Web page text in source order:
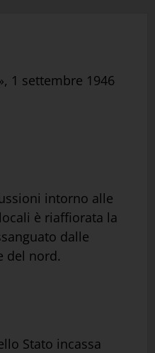
1 settembre 1946
intorno alle
è riaffiorata la
dalle
del nord.
Stato incassa